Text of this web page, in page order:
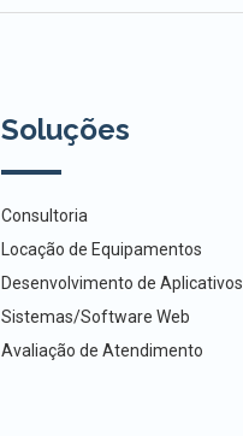
Soluções
Consultoria
Locação de Equipamentos
Desenvolvimento de Aplicativos
Sistemas/Software Web
Avaliação de Atendimento